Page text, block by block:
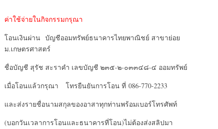
ค่าใช้จ่ายในกิจกรรมกรุณา
โอนเงินผ่าน บัญชีออมทรัพย์ธนาคารไทยพาณิชย์ สาขาย่อย
ม.เกษตรศาสตร์
ชื่อบัญชี สุรัช สะราคำ เลขบัญชี ๒๓๕-๒-๐๓๓๔๘-๔ ออมทรัพย์
เมื่อโอนแล้วกรุณา โทรยืนยันการโอน ที่ 086-770-2233
และส่งรายชื่อนามสกุลของอาสาทุกท่านพร้อมเบอร์โทรศัพท์
(บอกวันเวลาการโอนและธนาคารที่โอน)ไม่ต้องส่งสลิปมา